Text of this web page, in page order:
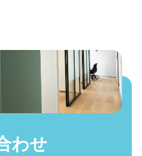
わせ